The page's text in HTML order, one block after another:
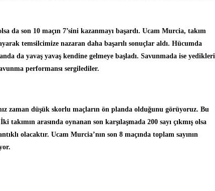
da son 10 maçın 7’sini kazanmayı başardı. Ucam Murcia, takım
temsilcimize nazaran daha başarılı sonuçlar aldı. Hücumda
da yavaş yavaş kendine gelmeye başladı. Savunmada ise yedikleri
performansı sergilediler.
zaman düşük skorlu maçların ön planda olduğunu görüyoruz. Bu
arasında oynanan son karşılaşmada 200 sayı çıkmış olsa
olacaktır. Ucam Murcia’nın son 8 maçında toplam sayının